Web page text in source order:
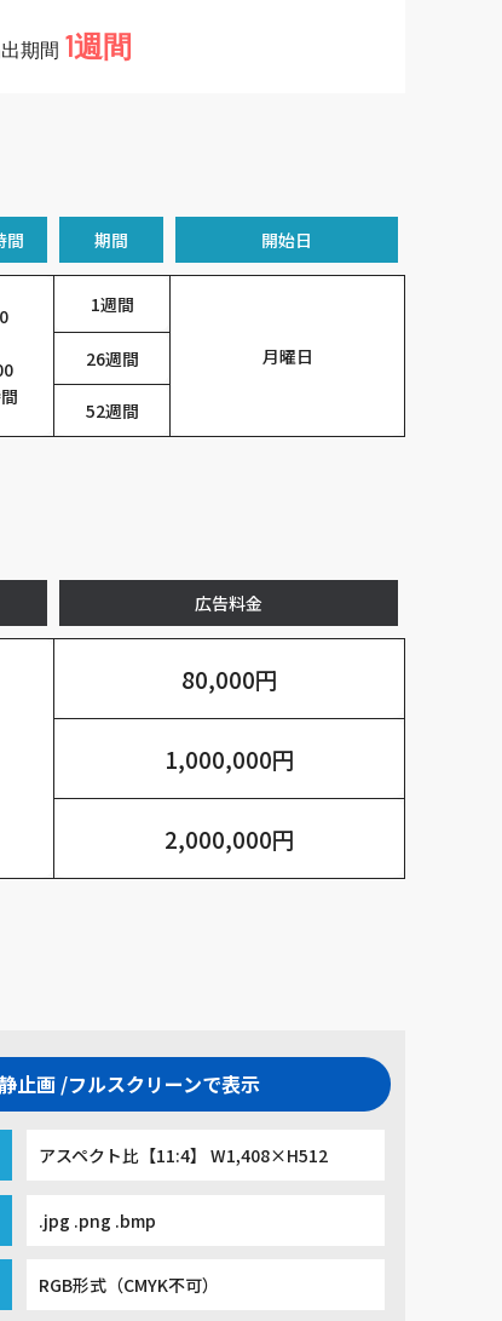
期間 1週間
間 期間 開始日
1週間
月曜日
26週間
52週間
広告料金
80,000円
1,000,000円
2,000,000円
止画 /フルスクリーンで表示
アスペクト比【11:4】 W1,408×H512
.jpg .png .bmp
RGB形式（CMYK不可）